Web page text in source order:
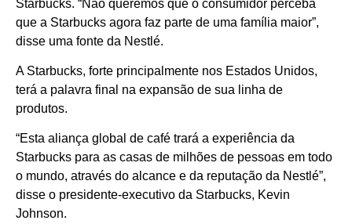
Starbucks. “Não queremos que o consumidor perceba
que a Starbucks agora faz parte de uma família maior”,
disse uma fonte da Nestlé.
A Starbucks, forte principalmente nos Estados Unidos,
terá a palavra final na expansão de sua linha de
produtos.
“Esta aliança global de café trará a experiência da
Starbucks para as casas de milhões de pessoas em todo
o mundo, através do alcance e da reputação da Nestlé”,
disse o presidente-executivo da Starbucks, Kevin
Johnson.